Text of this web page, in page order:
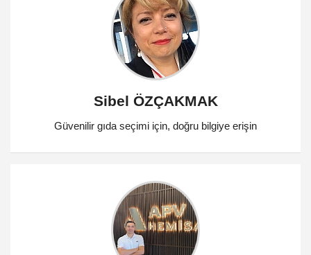
Sibel ÖZÇAKMAK
Güvenilir gıda seçimi için, doğru bilgiye erişin